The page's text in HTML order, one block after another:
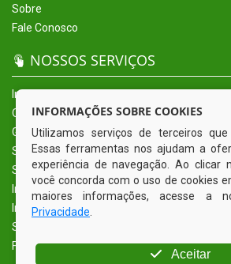
Sobre
Fale Conosco
NOSSOS SERVIÇOS
Início
O Município
Governo
Secretarias
Serviços Eletrônicos
Incentivos
Informe-se
Sobre
Fale Conosco
INFORMAÇÕES SOBRE COOKIES
Utilizamos serviços de terceiros que
Essas ferramentas nos ajudam a
experiência de navegação. Ao clicar
você concorda com o uso de cookies
maiores informações, acesse a
Privacidade
Aceitar